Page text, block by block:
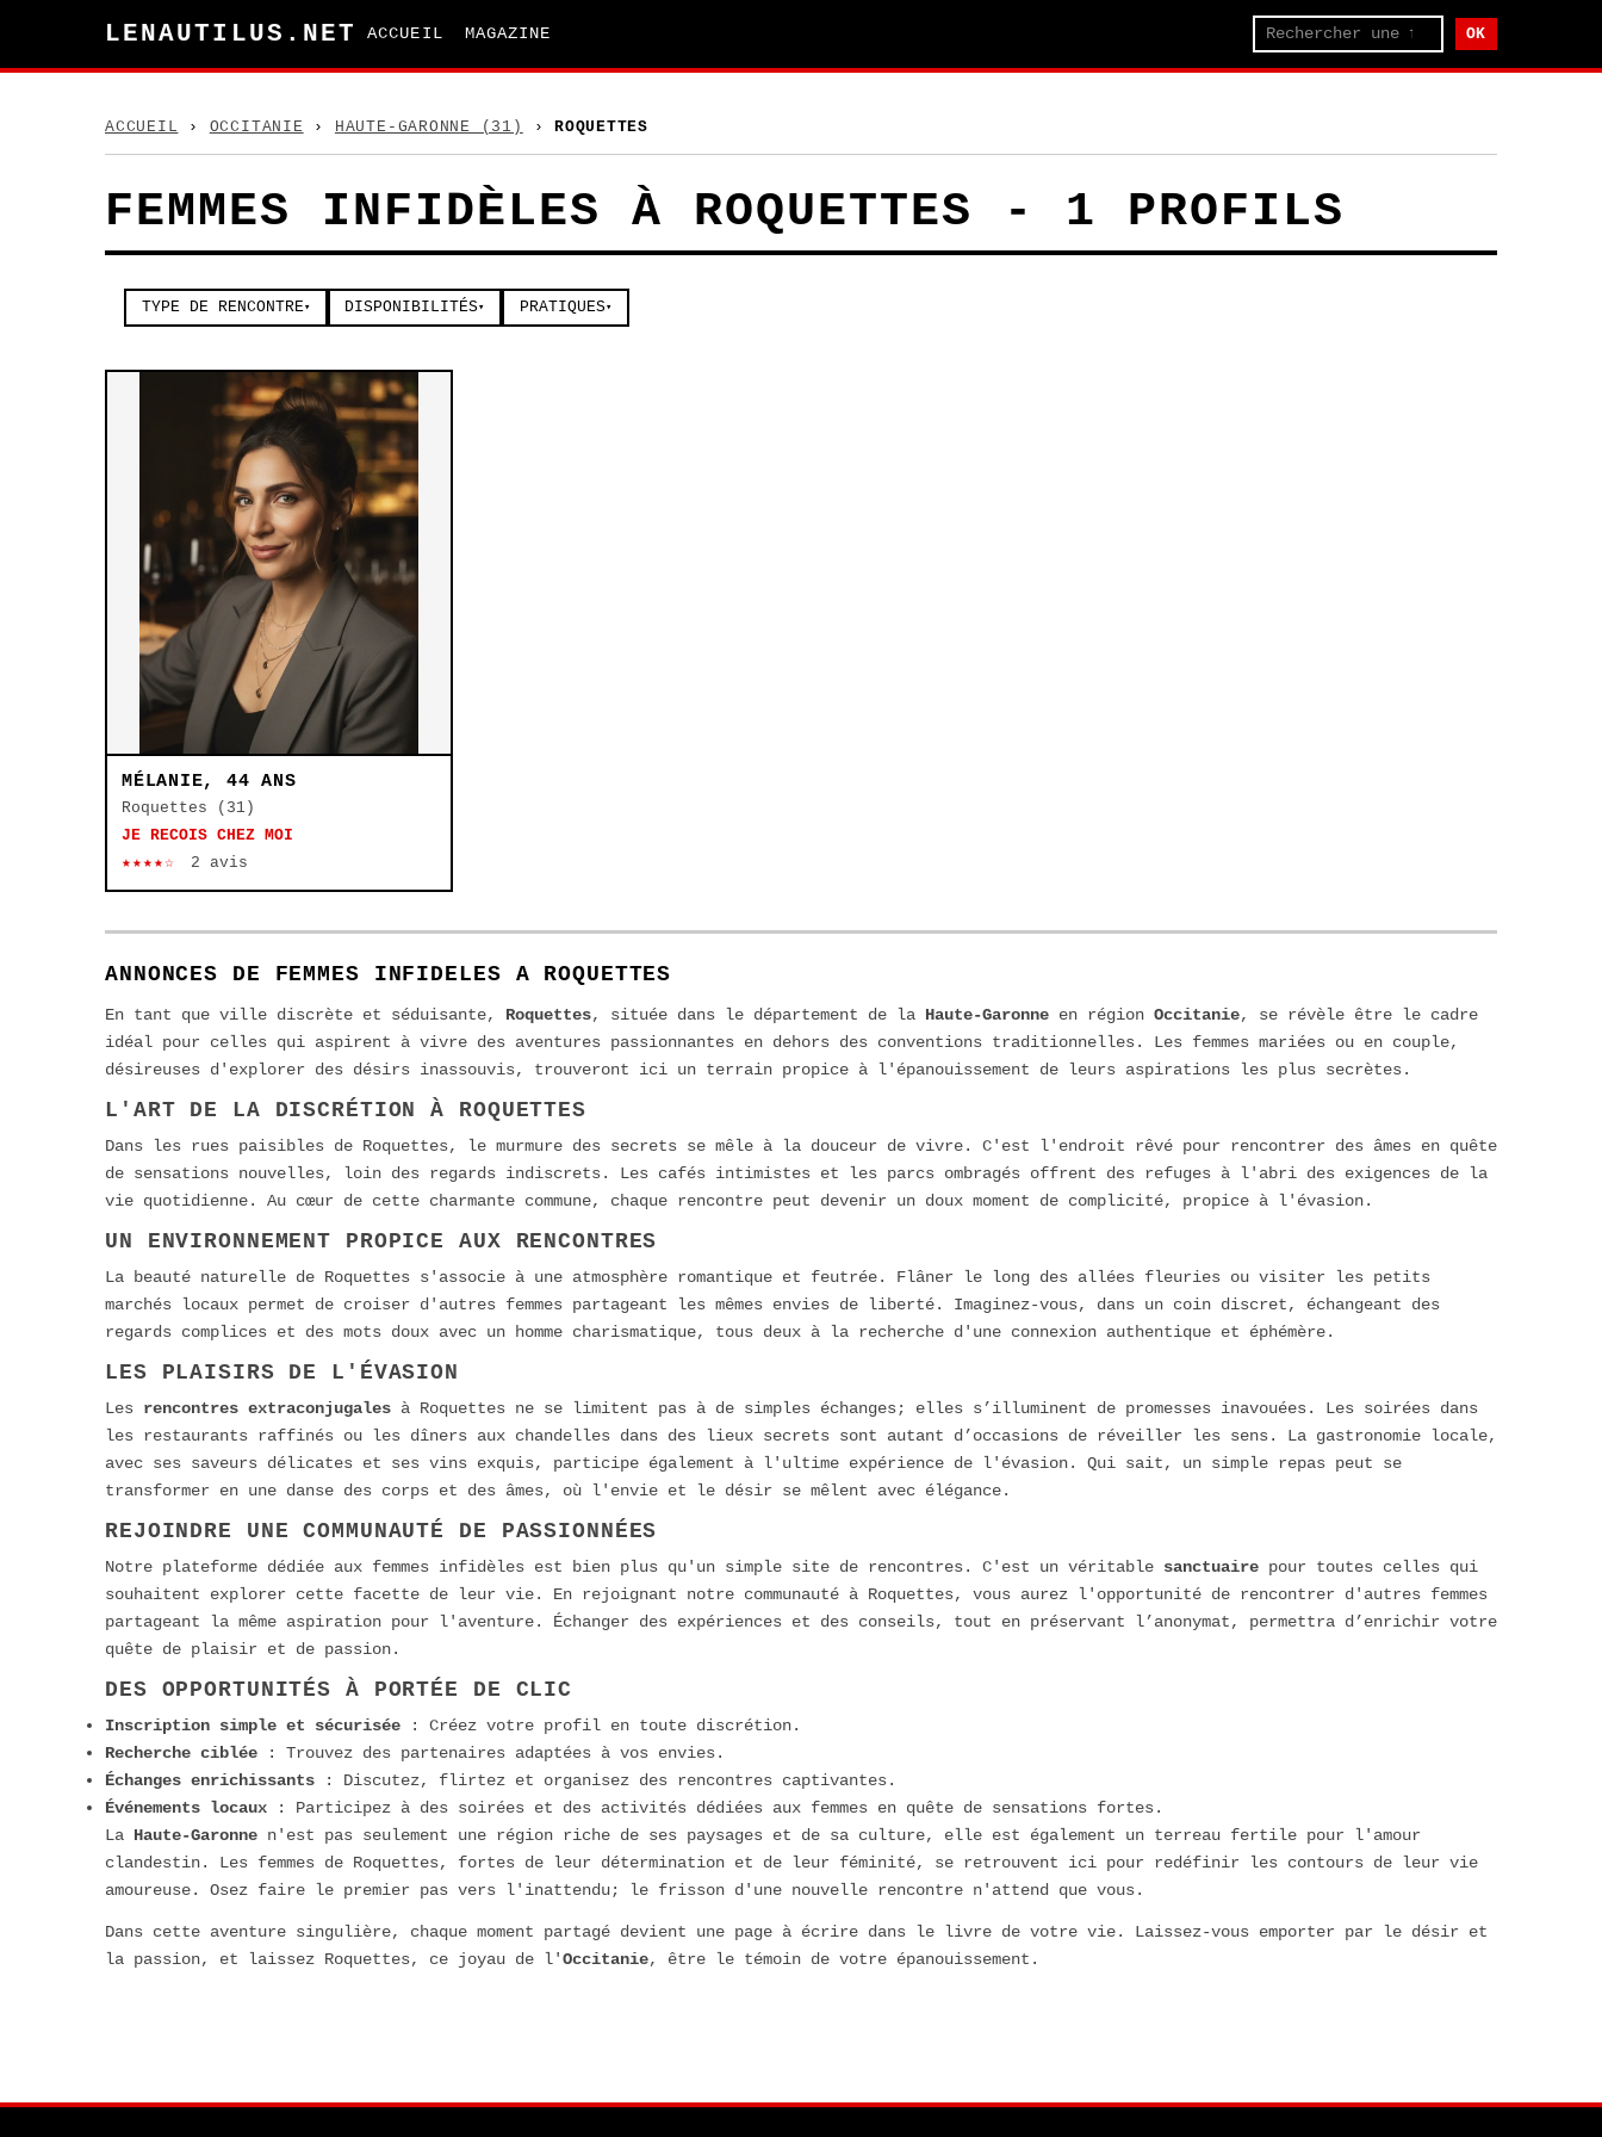
LENAUTILUS.NET ACCUEIL MAGAZINE OK
ACCUEIL › OCCITANIE › HAUTE-GARONNE (31) ›ROQUETTES
FEMMES INFIDÈLES À ROQUETTES - 1 PROFILS
ANNONCES DE FEMMES INFIDELES A ROQUETTES
En tant que ville discrète et séduisante, Roquettes, située dans le département de la Haute-Garonne en région Occitanie, se révèle être le cadre
idéal pour celles qui aspirent à vivre des aventures passionnantes en dehors des conventions traditionnelles. Les femmes mariées ou en couple,
désireuses d'explorer des désirs inassouvis, trouveront ici un terrain propice à l'épanouissement de leurs aspirations les plus secrètes.
L'ART DE LA DISCRÉTION À ROQUETTES
Dans les rues paisibles de Roquettes, le murmure des secrets se mêle à la douceur de vivre. C'est l'endroit rêvé pour rencontrer des âmes en quête
de sensations nouvelles, loin des regards indiscrets. Les cafés intimistes et les parcs ombragés offrent des refuges à l'abri des exigences de la
vie quotidienne. Au cœur de cette charmante commune, chaque rencontre peut devenir un doux moment de complicité, propice à l'évasion.
UN ENVIRONNEMENT PROPICE AUX RENCONTRES
La beauté naturelle de Roquettes s'associe à une atmosphère romantique et feutrée. Flâner le long des allées fleuries ou visiter les petits
marchés locaux permet de croiser d'autres femmes partageant les mêmes envies de liberté. Imaginez-vous, dans un coin discret, échangeant des
regards complices et des mots doux avec un homme charismatique, tous deux à la recherche d'une connexion authentique et éphémère.
LES PLAISIRS DE L'ÉVASION
Les rencontres extraconjugales à Roquettes ne se limitent pas à de simples échanges; elles s’illuminent de promesses inavouées. Les soirées dans
les restaurants raffinés ou les dîners aux chandelles dans des lieux secrets sont autant d’occasions de réveiller les sens. La gastronomie locale,
avec ses saveurs délicates et ses vins exquis, participe également à l'ultime expérience de l'évasion. Qui sait, un simple repas peut se
transformer en une danse des corps et des âmes, où l'envie et le désir se mêlent avec élégance.
REJOINDRE UNE COMMUNAUTÉ DE PASSIONNÉES
Notre plateforme dédiée aux femmes infidèles est bien plus qu'un simple site de rencontres. C'est un véritable sanctuaire pour toutes celles qui
souhaitent explorer cette facette de leur vie. En rejoignant notre communauté à Roquettes, vous aurez l'opportunité de rencontrer d'autres femmes
partageant la même aspiration pour l'aventure. Échanger des expériences et des conseils, tout en préservant l’anonymat, permettra d’enrichir votre
quête de plaisir et de passion.
DES OPPORTUNITÉS À PORTÉE DE CLIC
Inscription simple et sécurisée : Créez votre profil en toute discrétion.
Recherche ciblée : Trouvez des partenaires adaptées à vos envies.
Échanges enrichissants : Discutez, flirtez et organisez des rencontres captivantes.
Événements locaux : Participez à des soirées et des activités dédiées aux femmes en quête de sensations fortes.
La Haute-Garonne n'est pas seulement une région riche de ses paysages et de sa culture, elle est également un terreau fertile pour l'amour
clandestin. Les femmes de Roquettes, fortes de leur détermination et de leur féminité, se retrouvent ici pour redéfinir les contours de leur vie
amoureuse. Osez faire le premier pas vers l'inattendu; le frisson d'une nouvelle rencontre n'attend que vous.
Dans cette aventure singulière, chaque moment partagé devient une page à écrire dans le livre de votre vie. Laissez-vous emporter par le désir et
la passion, et laissez Roquettes, ce joyau de l'Occitanie, être le témoin de votre épanouissement.
TYPE DE RENCONTRE▾ DISPONIBILITÉS▾ PRATIQUES▾
MÉLANIE, 44 ANS
Roquettes (31)
JE RECOIS CHEZ MOI
★★★★☆
2 avis